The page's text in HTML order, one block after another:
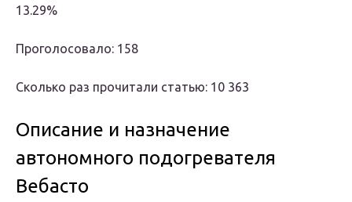
13.29%
Проголосовало: 158
Сколько раз прочитали статью: 10 363
Описание и назначение
автономного подогревателя
Вебасто